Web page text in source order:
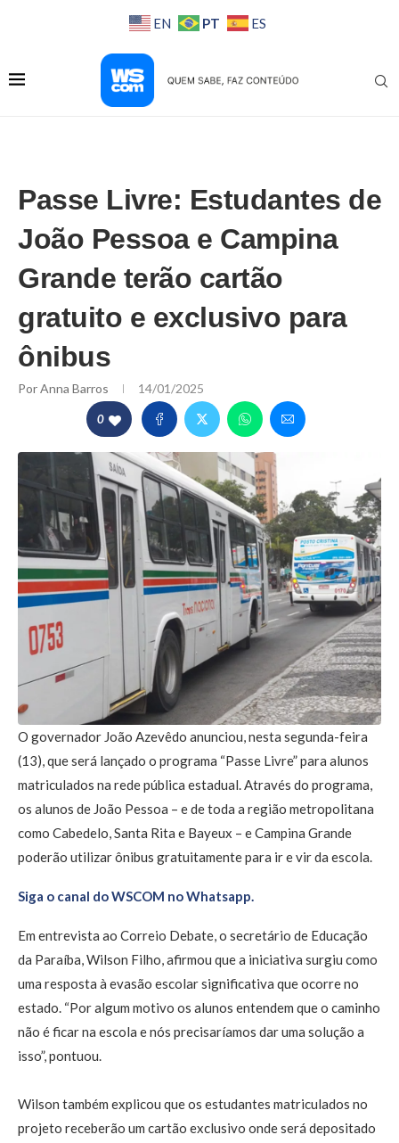
EN PT ES
Passe Livre: Estudantes de
João Pessoa e Campina
Grande terão cartão
gratuito e exclusivo para
ônibus
PorAnna Barros 14/01/2025
0
O governador João Azevêdo anunciou, nesta segunda-feira
(13), que será lançado o programa “Passe Livre” para alunos
matriculados na rede pública estadual. Através do programa,
os alunos de João Pessoa – e de toda a região metropolitana
como Cabedelo, Santa Rita e Bayeux – e Campina Grande
poderão utilizar ônibus gratuitamente para ir e vir da escola.
Siga o canal do WSCOM no Whatsapp.
Em entrevista ao Correio Debate, o secretário de Educação
da Paraíba, Wilson Filho, afirmou que a iniciativa surgiu como
uma resposta à evasão escolar significativa que ocorre no
estado. “Por algum motivo os alunos entendem que o caminho
não é ficar na escola e nós precisaríamos dar uma solução a
isso”, pontuou.
Wilson também explicou que os estudantes matriculados no
projeto receberão um cartão exclusivo onde será depositado